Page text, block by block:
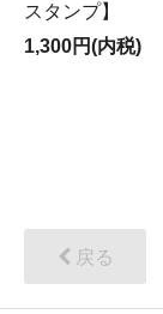
スタンプ】
1,300円(内税)
戻る